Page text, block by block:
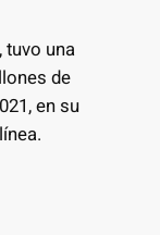
tuvo una
de
en su